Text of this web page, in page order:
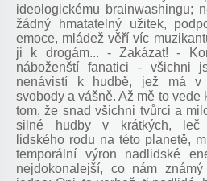
ideologickému brainwashingu;
žádný hmatatelný užitek,
emoce, mládež věří víc
ji k drogám... - Zakázat! -
náboženští fanatici - všichni
nenávistí k hudbě, jež má v
svobody a vášně. Až mě to vede
tom, že snad všichni tvůrci a
silné hudby v krátkých, leč
lidského rodu na této planetě,
temporální výron nadlidské
nejdokonalejší, co nám